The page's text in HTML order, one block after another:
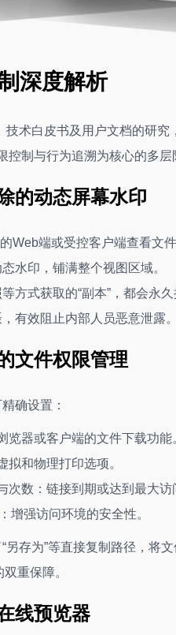
深度解析
术白皮书及用户文档的研
制与行为追溯为核心的多层
的动态屏幕水印
Web端或受控客户端查看文
水印，铺满整个视图区域。
方式获取的“副本”，都会永
有效阻止内部人员恶意泄露。
文件权限管理
确设置：
览器或客户端的文件下载功能
拟和物理打印选项。
次数：链接到期或达到最大访
增强访问环境的安全性。
另存为”等直接复制路径，将
重保障。
线预览器